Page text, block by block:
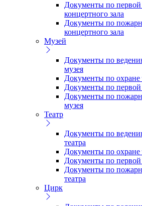
Документы по
концертного зала
Документы по
концертного зала
Музей
Документы по
музея
Документы по охране
Документы по
Документы по
музея
Театр
Документы по
театра
Документы по охране
Документы по
Документы по
театра
Цирк